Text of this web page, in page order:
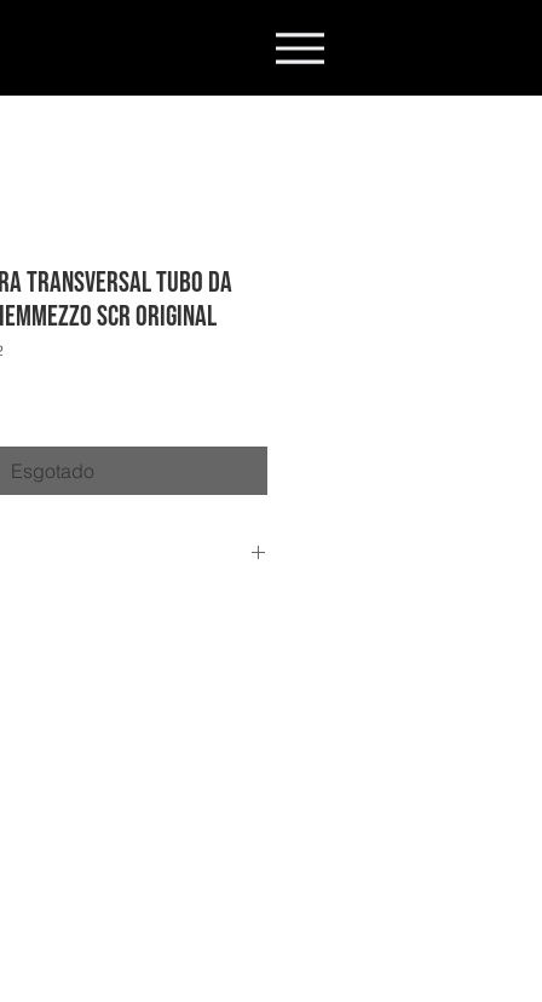
Transversal Tubo da
SCR Original
Esgotado